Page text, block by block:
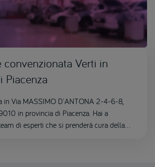
convenzionata Verti in
Piacenza
in Via MASSIMO D'ANTONA 2-4-6-8,
in provincia di Piacenza. Hai a
di esperti che si prenderà cura della